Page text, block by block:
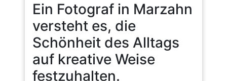
Ein Fotograf in Marzahn
versteht es, die
Schönheit des Alltags
auf kreative Weise
festzuhalten.